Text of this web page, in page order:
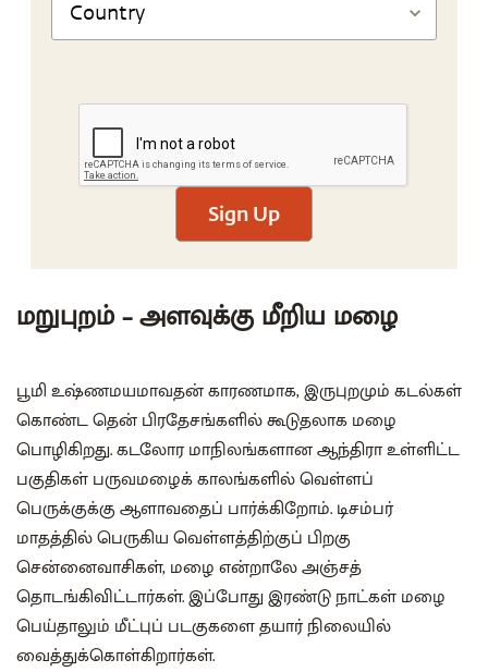
Sign Up
மறுபுறம் – அளவுக்கு மீறிய மழை
பூமி உஷ்ணமயமாவதன் காரணமாக, இருபுறமும் கடல்கள்
கொண்ட தென் பிரதேசங்களில் கூடுதலாக மழை
பொழிகிறது. கடலோர மாநிலங்களான ஆந்திரா உள்ளிட்ட
பகுதிகள் பருவமழைக் காலங்களில் வெள்ளப்
பெருக்குக்கு ஆளாவதைப் பார்க்கிறோம். டிசம்பர்
மாதத்தில் பெருகிய வெள்ளத்திற்குப் பிறகு
சென்னைவாசிகள், மழை என்றாலே அஞ்சத்
தொடங்கிவிட்டார்கள். இப்போது இரண்டு நாட்கள் மழை
பெய்தாலும் மீட்புப் படகுகளை தயார் நிலையில்
வைத்துக்கொள்கிறார்கள்.